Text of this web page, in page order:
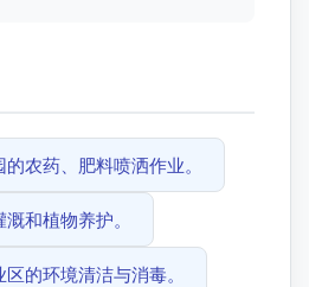
农药、肥料喷洒作业。
和植物养护。
的环境清洁与消毒。